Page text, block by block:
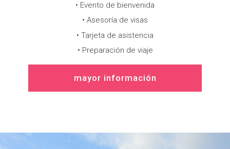
• Evento de bienvenida
• Asesoría de visas
• Tarjeta de asistencia
• Preparación de viaje
mayor información